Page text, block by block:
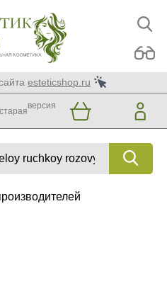
esteticshop.ru
старая
версия